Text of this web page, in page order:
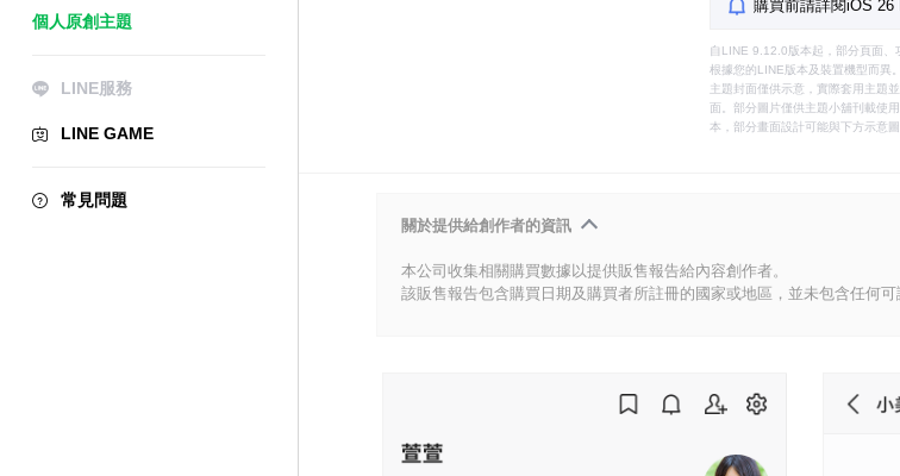
個人原創主題
LINE服務
LINE GAME
常見問題
購買前請詳閱iOS 26
自LINE 9.12.0版本起，部分頁面、
根據您的LINE版本及裝置機型而異
主題封面僅供示意，實際套用主題
面。部分圖片僅供主題小舖刊載使
本，部分畫面設計可能與下方示意圖
關於提供給創作者的資訊
本公司收集相關購買數據以提供販售報告給內容創作者。
該販售報告包含購買日期及購買者所註冊的國家或地區，並未包含任何可